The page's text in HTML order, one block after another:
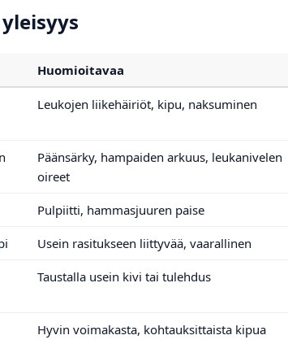
Huomioitavaa
Leukojen liikehäiriöt, kipu, naksuminen
Päänsärky, hampaiden arkuus, leukanivelen
oireet
Pulpiitti, hammasjuuren paise
Usein rasitukseen liittyvää, vaarallinen
Taustalla usein kivi tai tulehdus
Hyvin voimakasta, kohtauksittaista kipua